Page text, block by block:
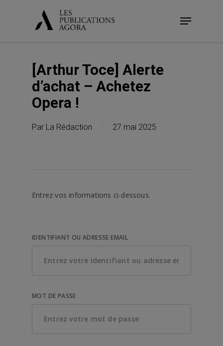
Menu
[Arthur Toce] Alerte
d’achat – Achetez
Opera !
Par La Rédaction 27 mai 2025
Entrez vos informations ci-dessous.
IDENTIFIANT OU ADRESSE EMAIL
MOT DE PASSE